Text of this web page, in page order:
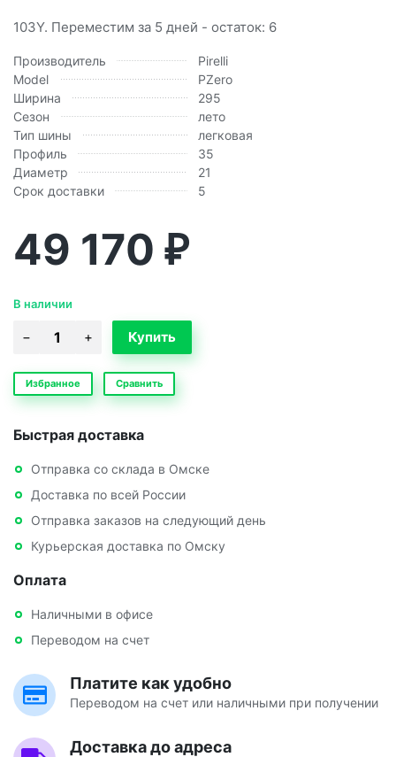
103Y. Переместим за 5 дней - остаток: 6
Производитель
Pirelli
Model
PZero
Ширина
295
Сезон
лето
Тип шины
легковая
Профиль
35
Диаметр
21
Срок доставки
5
49 170 ₽
В наличии
Избранное Сравнить
Быстрая доставка
Отправка со склада в Омске
Доставка по всей России
Отправка заказов на следующий день
Курьерская доставка по Омску
Оплата
Наличными в офисе
Переводом на счет
Платите как удобно
Переводом на счет или наличными при получении
Доставка до адреса